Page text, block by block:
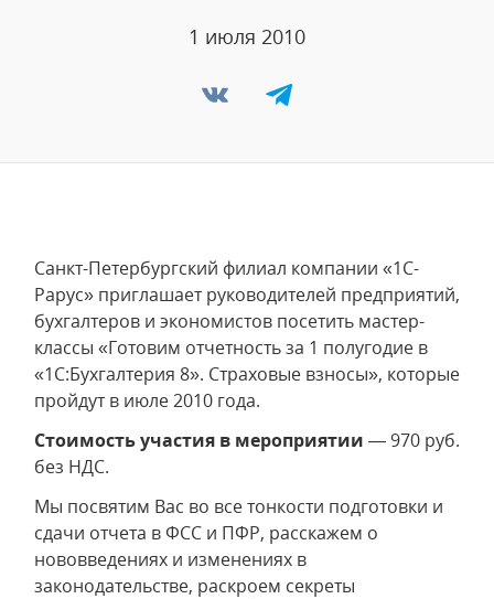
1 июля 2010
Санкт-Петербургский филиал компании «1С-
Рарус» приглашает руководителей предприятий,
бухгалтеров и экономистов посетить мастер-
классы «Готовим отчетность за 1 полугодие в
«1С:Бухгалтерия 8». Страховые взносы», которые
пройдут в июле 2010 года.
Стоимость участия в мероприятии — 970 руб.
без НДС.
Мы посвятим Вас во все тонкости подготовки и
сдачи отчета в ФСС и ПФР, расскажем о
нововведениях и изменениях в
законодательстве, раскроем секреты